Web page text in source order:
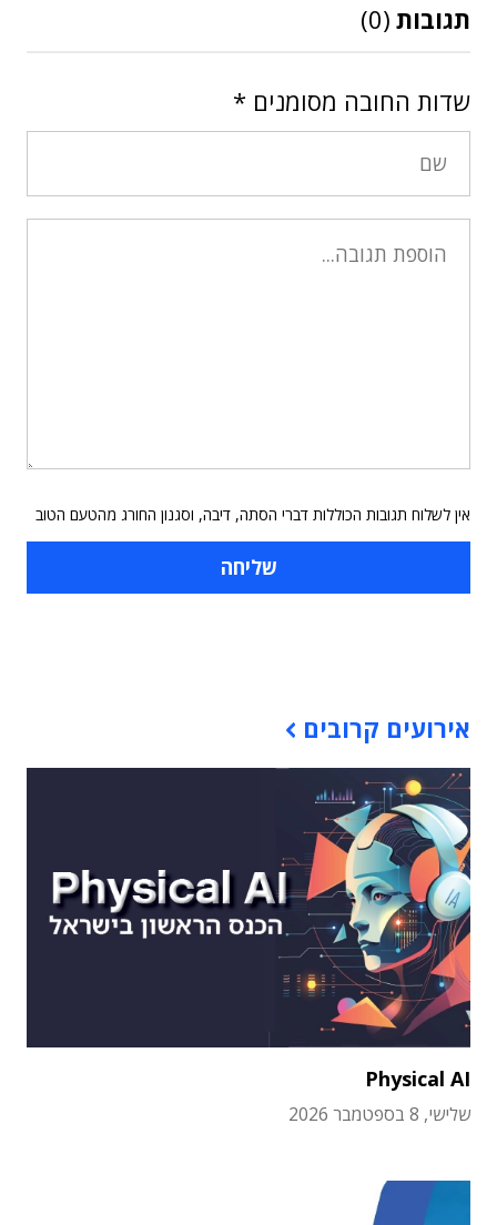
תגובות (0)
שדות החובה מסומנים *
אין לשלוח תגובות הכוללות דברי הסתה, דיבה, וסגנון החורג מהטעם הטוב
אירועים קרובים
Physical AI
שלישי, 8 בספטמבר 2026